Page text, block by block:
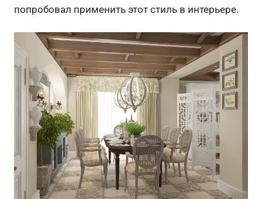
попробовал применить этот стиль в интерьере.